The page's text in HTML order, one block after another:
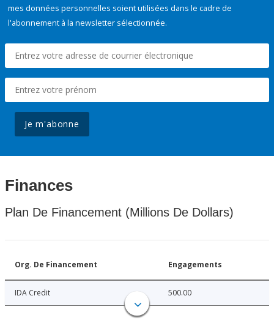
mes données personnelles soient utilisées dans le cadre de
l'abonnement à la newsletter sélectionnée.
Je m'abonne
Finances
Plan De Financement (Millions De Dollars)
Org. De Financement Engagements
IDA Credit 500.00